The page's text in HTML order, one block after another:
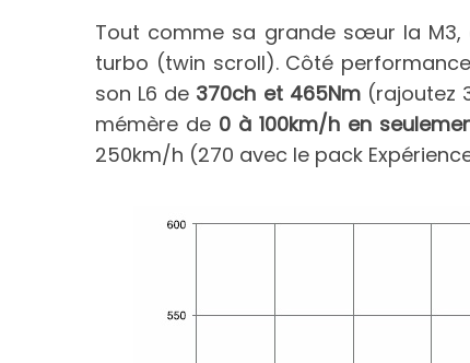
Tout comme sa grande sœur la
turbo (twin scroll). Côté
son L6 de 370ch et 465Nm(rajoutez
mémère de 0 à 100km/h en
250km/h (270 avec le pack